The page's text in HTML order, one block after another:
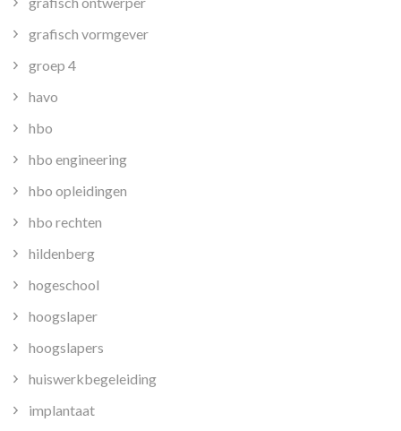
grafisch vormgever
groep 4
havo
hbo
hbo engineering
hbo opleidingen
hbo rechten
hildenberg
hogeschool
hoogslaper
hoogslapers
huiswerkbegeleiding
implantaat